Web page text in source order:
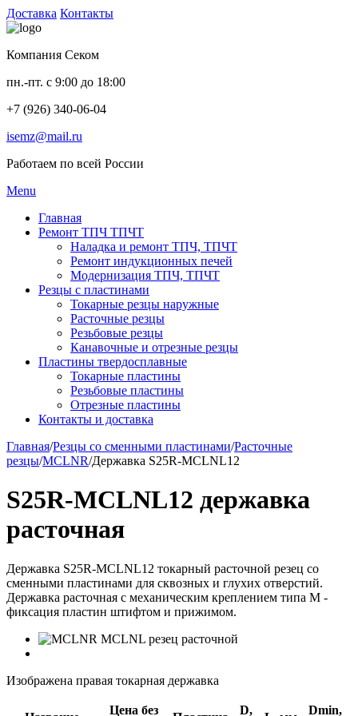
Доставка Контакты
Компания Секом
пн.-пт. с 9:00 до 18:00
+7 (926) 340-06-04
isemz@mail.ru
Работаем по всей России
Menu
Главная
Ремонт ТПЧ ТПЧТ
Наладка и ремонт ТПЧ, ТПЧТ
Ремонт индукционных печей
Модернизация ТПЧ, ТПЧТ
Резцы с пластинами
Токарные резцы наружные
Расточные резцы
Резьбовые резцы
Канавочные и отрезные резцы
Пластины твердосплавные
Токарные пластины
Резьбовые пластины
Отрезные пластины
Контакты и доставка
Главная/Резцы со сменными пластинами/Расточные
резцы/MCLNR/Державка S25R-MCLNL12
S25R-MCLNL12 державка
расточная
Державка S25R-MCLNL12 токарный расточной резец со
сменными пластинами для сквозных и глухих отверстий.
Державка расточная с механическим креплением типа M -
фиксация пластин штифтом и прижимом.
Изображена правая токарная державка
Цена без D, Dmin,